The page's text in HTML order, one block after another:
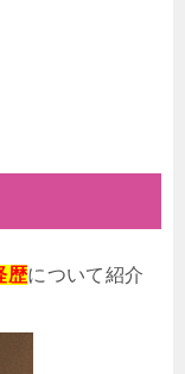
歴について紹介